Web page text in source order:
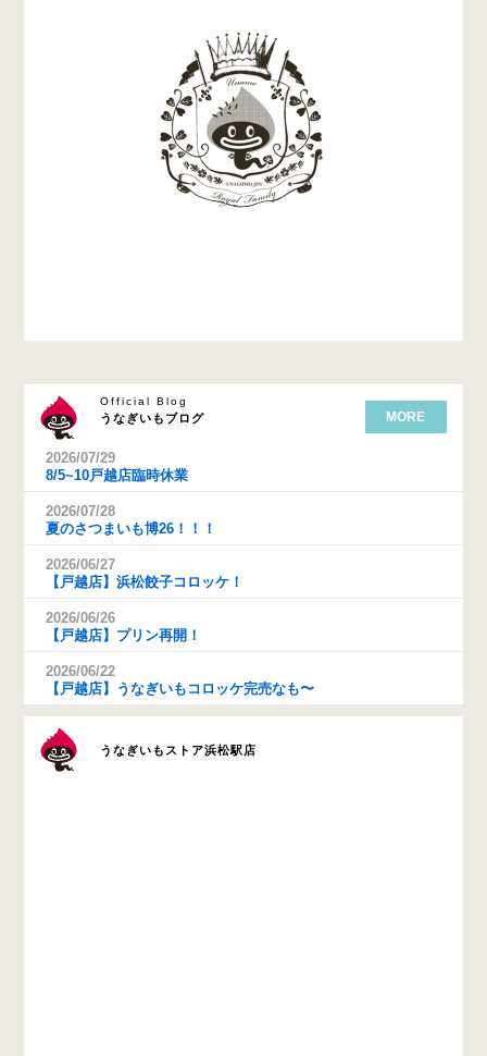
うなぎいもブログ
Official Blog
MORE
2026/07/29
8/5~10戸越店臨時休業
2026/07/28
夏のさつまいも博26！！！
2026/06/27
【戸越店】浜松餃子コロッケ！
2026/06/26
【戸越店】プリン再開！
2026/06/22
【戸越店】うなぎいもコロッケ完売なも〜
うなぎいもストア浜松駅店